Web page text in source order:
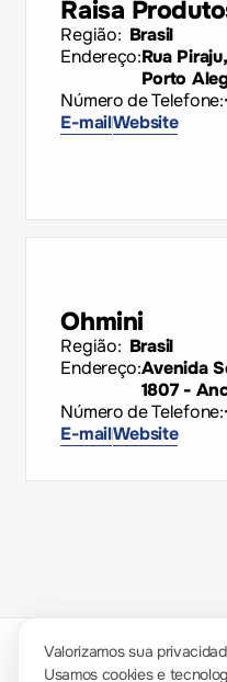
Raisa
Região: Brasil
Endereço:Rua
Porto
Número de Telefone:
E-mailWebsite
Ohmini
Região: Brasil
Endereço:Avenida
1807 -
Número de Telefone:
E-mailWebsite
Valorizamos sua
Usamos cookies e